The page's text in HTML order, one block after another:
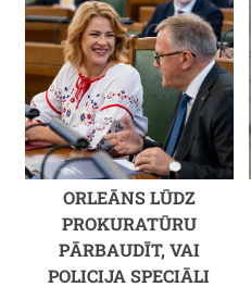
ORLEĀNS LŪDZ
PROKURATŪRU
PĀRBAUDĪT, VAI
POLICIJA SPECIĀLI